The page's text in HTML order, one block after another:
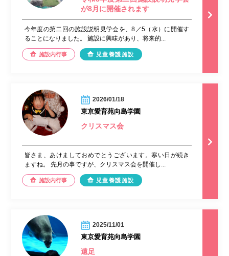
が8月に開催されます
今年度の第二回の施設説明見学会を、8／5（水）に開催す
ることになりました。 施設に興味があり、将来的...
施設内行事 児童養護施設
2026/01/18
東京愛育苑向島学園
クリスマス会
皆さま、あけましておめでとうございます。寒い日が続き
ますね。 先月の事ですが、クリスマス会を開催し...
施設内行事 児童養護施設
2025/11/01
東京愛育苑向島学園
遠足